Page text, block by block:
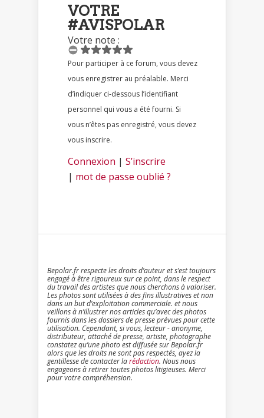
VOTRE
#AVISPOLAR
Votre note :
Pour participer à ce forum, vous devez
vous enregistrer au préalable. Merci
d’indiquer ci-dessous l’identifiant
personnel qui vous a été fourni. Si
vous n’êtes pas enregistré, vous devez
vous inscrire.
Connexion | S’inscrire
| mot de passe oublié ?
Bepolar.fr respecte les droits d’auteur et s’est toujours
engagé à être rigoureux sur ce point, dans le respect
du travail des artistes que nous cherchons à valoriser.
Les photos sont utilisées à des fins illustratives et non
dans un but d’exploitation commerciale. et nous
veillons à n’illustrer nos articles qu’avec des photos
fournis dans les dossiers de presse prévues pour cette
utilisation. Cependant, si vous, lecteur - anonyme,
distributeur, attaché de presse, artiste, photographe
constatez qu’une photo est diffusée sur Bepolar.fr
alors que les droits ne sont pas respectés, ayez la
gentillesse de contacter larédaction. Nous nous
engageons à retirer toutes photos litigieuses. Merci
pour votre compréhension.